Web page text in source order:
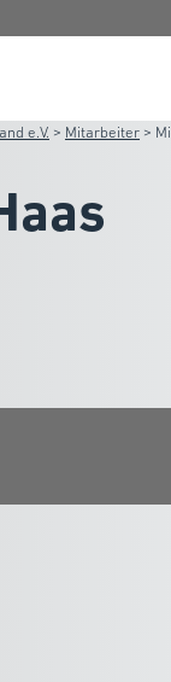
e.V. > Mitarbeiter >